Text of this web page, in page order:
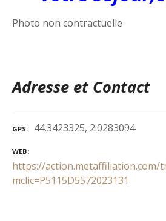
Photo non contractuelle
Adresse et Contact
GPS 44.3423325, 2.0283094
WEB
https://action.metaffiliation.com/
mclic=P5115D5572023131